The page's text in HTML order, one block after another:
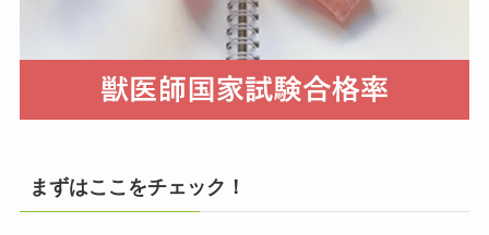
まずはここをチェック！